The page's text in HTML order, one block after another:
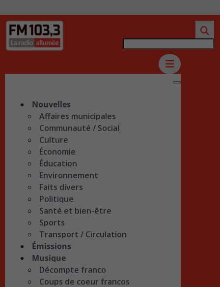
Nouvelles
Affaires municipales
Communauté / Social
Culture
Économie
Éducation
Environnement
Faits divers
Politique
Santé et bien-être
Sports
Transport / Circulation
Émissions
Musique
Décompte franco
Coups de coeur francos